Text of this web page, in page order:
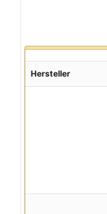
Hersteller